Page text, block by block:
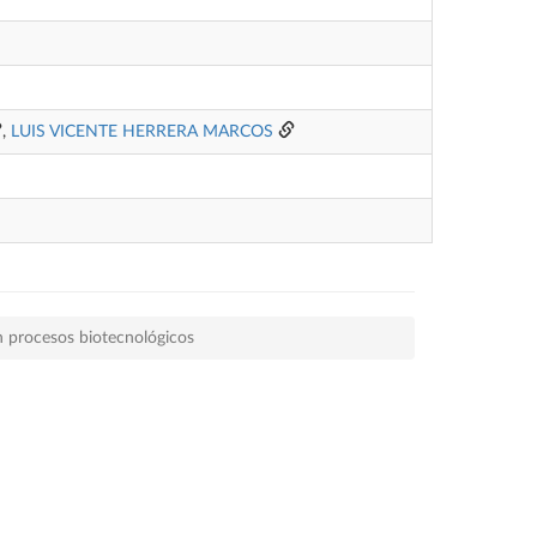
, LUIS VICENTE HERRERA MARCOS
procesos biotecnológicos